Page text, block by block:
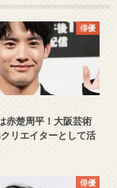
俳優
赤楚周平！大阪芸術
リエイターとして活
俳優